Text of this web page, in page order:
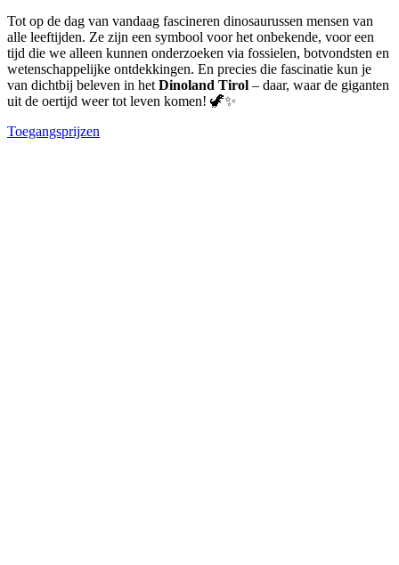
Tot op de dag van vandaag fascineren dinosaurussen mensen van
alle leeftijden. Ze zijn een symbool voor het onbekende, voor een
tijd die we alleen kunnen onderzoeken via fossielen, botvondsten en
wetenschappelijke ontdekkingen. En precies die fascinatie kun je
van dichtbij beleven in hetDinoland Tirol – daar, waar de giganten
uit de oertijd weer tot leven komen! 🦖✨
Toegangsprijzen